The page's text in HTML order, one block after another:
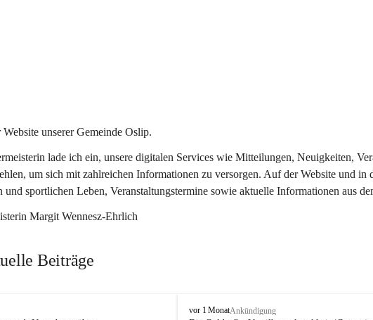
unserer Gemeinde Oslip.
lade ich ein, unsere digitalen Services wie Mitteilungen, Neuigkeiten,
um sich mit zahlreichen Informationen zu versorgen. Auf der Website und in
und sportlichen Leben, Veranstaltungstermine sowie aktuelle Informationen aus
Margit Wennesz-Ehrlich
Beiträge
O
vor 1 MonatAnkündigung